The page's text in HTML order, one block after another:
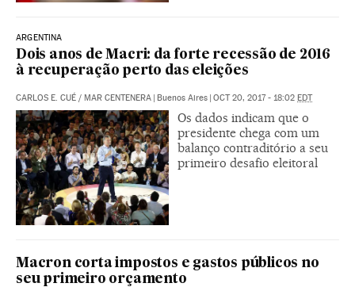
ARGENTINA
Dois anos de Macri: da forte recessão de 2016
à recuperação perto das eleições
CARLOS E. CUÉ / MAR CENTENERA | Buenos Aires | OCT 20, 2017 - 18:02 EDT
Os dados indicam que o
presidente chega com um
balanço contraditório a seu
primeiro desafio eleitoral
Macron corta impostos e gastos públicos no
seu primeiro orçamento